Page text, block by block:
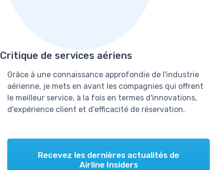
Critique de services aériens
Grâce à une connaissance approfondie de l'industrie
aérienne, je mets en avant les compagnies qui offrent
le meilleur service, à la fois en termes d'innovations,
d'expérience client et d'efficacité de réservation.
Recevez les dernières actualités de
Airline Insiders